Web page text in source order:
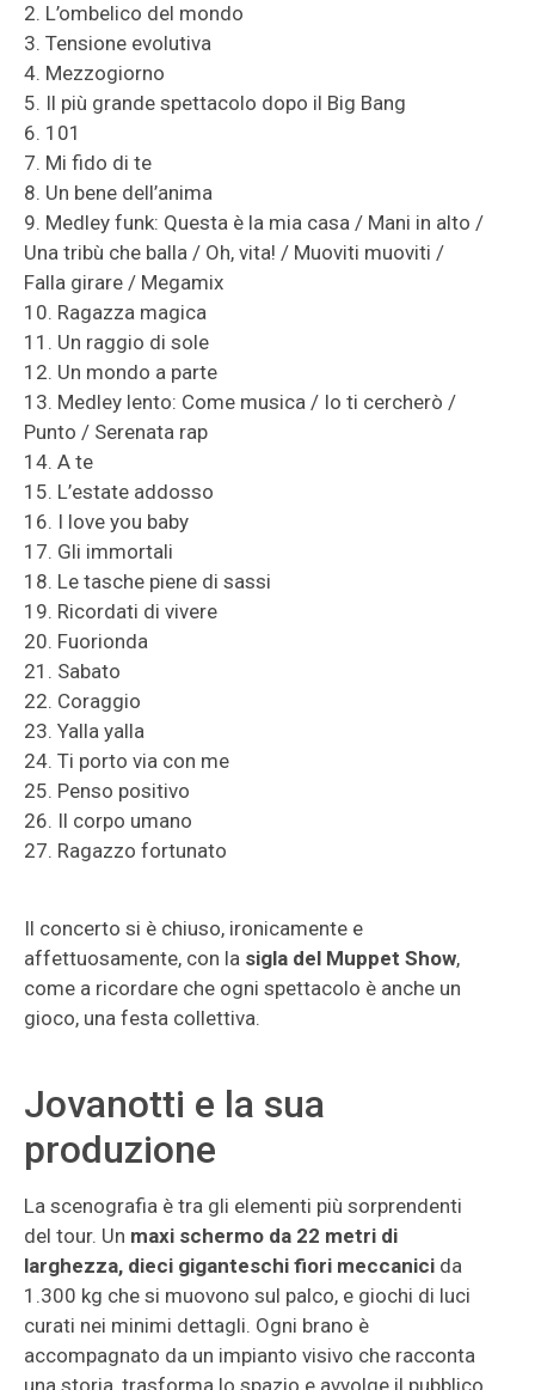
2. L’ombelico del mondo
3. Tensione evolutiva
4. Mezzogiorno
5. Il più grande spettacolo dopo il Big Bang
6. 101
7. Mi fido di te
8. Un bene dell’anima
9. Medley funk: Questa è la mia casa / Mani in alto /
Una tribù che balla / Oh, vita! / Muoviti muoviti /
Falla girare / Megamix
10. Ragazza magica
11. Un raggio di sole
12. Un mondo a parte
13. Medley lento: Come musica / Io ti cercherò /
Punto / Serenata rap
14. A te
15. L’estate addosso
16. I love you baby
17. Gli immortali
18. Le tasche piene di sassi
19. Ricordati di vivere
20. Fuorionda
21. Sabato
22. Coraggio
23. Yalla yalla
24. Ti porto via con me
25. Penso positivo
26. Il corpo umano
27. Ragazzo fortunato
Il concerto si è chiuso, ironicamente e
affettuosamente, con la sigla del Muppet Show,
come a ricordare che ogni spettacolo è anche un
gioco, una festa collettiva.
Jovanotti e la sua
produzione
La scenografia è tra gli elementi più sorprendenti
del tour. Un maxi schermo da 22 metri di
larghezza, dieci giganteschi fiori meccanici da
1.300 kg che si muovono sul palco, e giochi di luci
curati nei minimi dettagli. Ogni brano è
accompagnato da un impianto visivo che racconta
una storia, trasforma lo spazio e avvolge il pubblico